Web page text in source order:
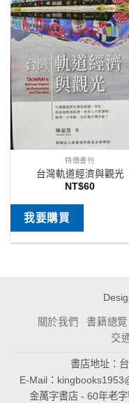
特價書刊
台灣軌道經濟與觀光
NT$60
我要購買
關於我們 書籍總覽
交
書店地址：
E-Mail：
金萬字書店 - 60年老